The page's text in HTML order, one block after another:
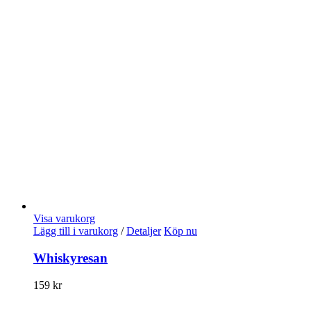
Visa varukorg
Lägg till i varukorg / Detaljer Köp nu
Whiskyresan
159 kr